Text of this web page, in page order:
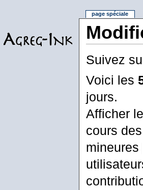
Suivez
Voici les
jours.
Afficher
cours des
mineures
page spéciale